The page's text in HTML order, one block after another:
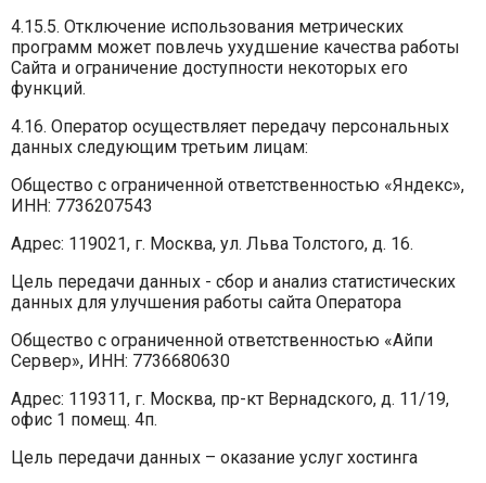
4.15.5. Отключение использования метрических
программ может повлечь ухудшение качества работы
Сайта и ограничение доступности некоторых его
функций.
4.16. Оператор осуществляет передачу персональных
данных следующим третьим лицам:
Общество с ограниченной ответственностью «Яндекс»,
ИНН: 7736207543
Адрес: 119021, г. Москва, ул. Льва Толстого, д. 16.
Цель передачи данных - сбор и анализ статистических
данных для улучшения работы сайта Оператора
Общество с ограниченной ответственностью «Айпи
Сервер», ИНН: 7736680630
Адрес: 119311, г. Москва, пр-кт Вернадского, д. 11/19,
офис 1 помещ. 4п.
Цель передачи данных – оказание услуг хостинга